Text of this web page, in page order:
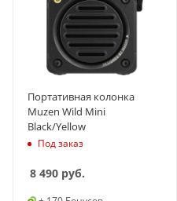
Портативная колонка
Muzen Wild Mini
Black/Yellow
Под заказ
8 490 руб.